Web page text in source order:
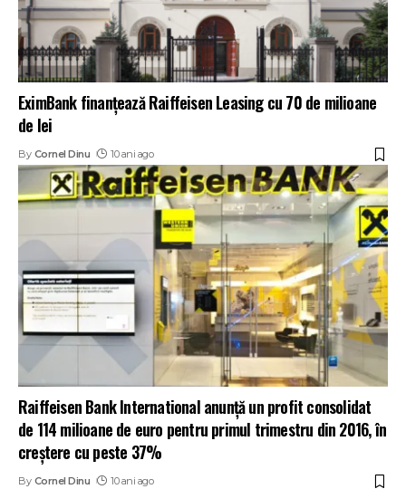
EximBank finanțează Raiffeisen Leasing cu 70 de milioane
de lei
By Cornel Dinu 10 ani ago
Raiffeisen Bank International anunță un profit consolidat
de 114 milioane de euro pentru primul trimestru din 2016, în
creștere cu peste 37%
By Cornel Dinu 10 ani ago